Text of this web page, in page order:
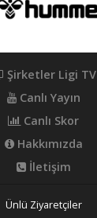
Şirketler Ligi TV
Canlı Yayın
Canlı Skor
Hakkımızda
İletişim
Ünlü Ziyaretçiler